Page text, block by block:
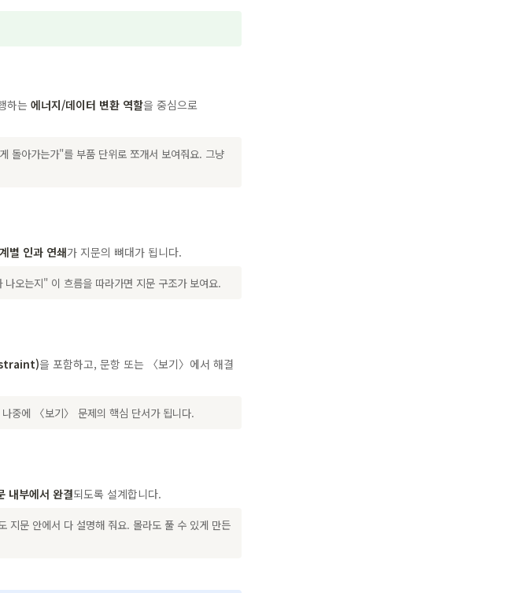
하는 에너지/데이터 변환 역할을 중심으로
돌아가는가"를 부품 단위로 쪼개서 보여줘요. 그냥
별 인과 연쇄가 지문의 뼈대가 됩니다.
오는지" 이 흐름을 따라가면 지문 구조가 보여요.
을 포함하고, 문항 또는 〈보기〉에서 해결
중에 〈보기〉 문제의 핵심 단서가 됩니다.
내부에서 완결되도록 설계합니다.
지문 안에서 다 설명해 줘요. 몰라도 풀 수 있게 만든